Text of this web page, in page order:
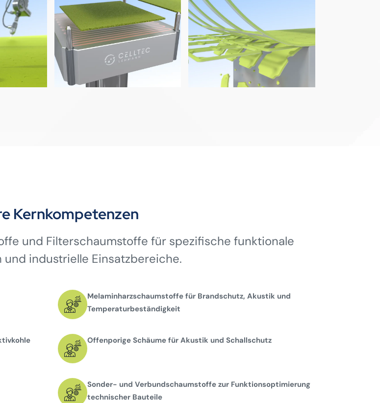
Kernkompetenzen
und Filterschaumstoffe für spezifische funktionale
und industrielle Einsatzbereiche.
Melaminharzschaumstoffe für Brandschutz, Akustik und
Temperaturbeständigkeit
Offenporige Schäume für Akustik und Schallschutz
Sonder- und Verbundschaumstoffe zur Funktionsoptimierung
technischer Bauteile